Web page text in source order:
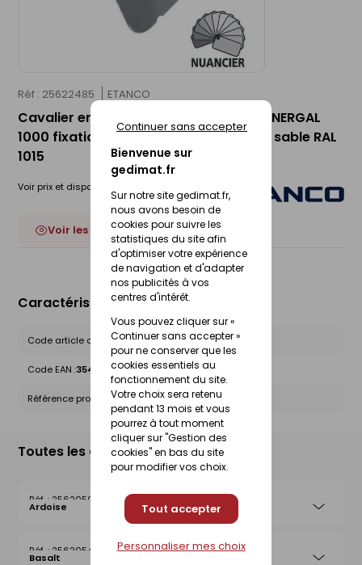
Bienvenue sur
gedimat.fr
Sur notre site gedimat.fr,
nous avons besoin de
cookies pour suivre les
statistiques du site afin
d'optimiser votre expérience
de navigation et d'adapter
nos publicités à vos
centres d'intérêt.
Vous pouvez cliquer sur «
Continuer sans accepter »
pour ne conserver que les
cookies essentiels au
fonctionnement du site.
Votre choix sera retenu
pendant 13 mois et vous
pourrez à tout moment
cliquer sur "Gestion des
cookies" en bas du site
pour modifier vos choix.
Tout accepter
Continuer sans accepter
Personnaliser mes choix
Réf : 25622485 ETANCO
Cavalier en acier galvanisé UNINERVA-NERGAL
1000 fixation en sommet d'onde jaune sable RAL
1015
Voir prix et disponibilité en magasin
Voir les 19 déclinaisons
Caractéristiques du produit
Code article chez le fournisseur :111610014
Code EAN :3546380008221
Référence produit nationale Gedimat :25622485
Toutes les déclinaisons
25620504
Ardoise
25620542
Basalt